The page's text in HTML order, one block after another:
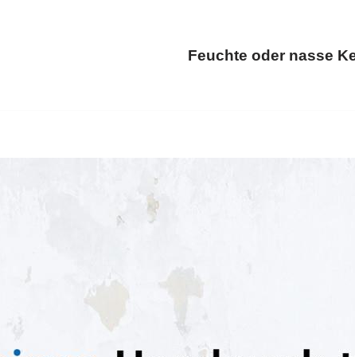
Feuchte oder nasse